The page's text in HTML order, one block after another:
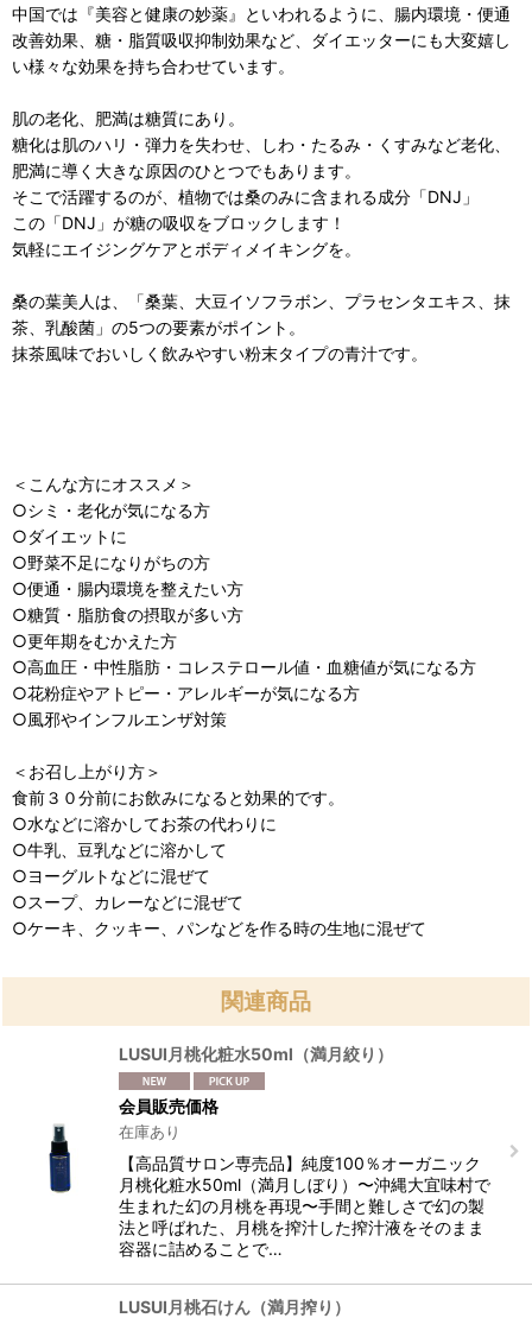
中国では『美容と健康の妙薬』といわれるように、腸内環境・便通
改善効果、糖・脂質吸収抑制効果など、ダイエッターにも大変嬉し
い様々な効果を持ち合わせています。
肌の老化、肥満は糖質にあり。
糖化は肌のハリ・弾力を失わせ、しわ・たるみ・くすみなど老化、
肥満に導く大きな原因のひとつでもあります。
そこで活躍するのが、植物では桑のみに含まれる成分「DNJ」
この「DNJ」が糖の吸収をブロックします！
気軽にエイジングケアとボディメイキングを。
桑の葉美人は、「桑葉、大豆イソフラボン、プラセンタエキス、抹
茶、乳酸菌」の5つの要素がポイント。
抹茶風味でおいしく飲みやすい粉末タイプの青汁です。
＜こんな方にオススメ＞
○シミ・老化が気になる方
○ダイエットに
○野菜不足になりがちの方
○便通・腸内環境を整えたい方
○糖質・脂肪食の摂取が多い方
○更年期をむかえた方
○高血圧・中性脂肪・コレステロール値・血糖値が気になる方
○花粉症やアトピー・アレルギーが気になる方
○風邪やインフルエンザ対策
＜お召し上がり方＞
食前３０分前にお飲みになると効果的です。
○水などに溶かしてお茶の代わりに
○牛乳、豆乳などに溶かして
○ヨーグルトなどに混ぜて
○スープ、カレーなどに混ぜて
○ケーキ、クッキー、パンなどを作る時の生地に混ぜて
関連商品
LUSUI月桃化粧水50ml（満月絞り）
会員販売価格
在庫あり
【高品質サロン専売品】純度100％オーガニック
月桃化粧水50ml（満月しぼり）〜沖縄大宜味村で
生まれた幻の月桃を再現〜手間と難しさで幻の製
法と呼ばれた、月桃を搾汁した搾汁液をそのまま
容器に詰めることで…
LUSUI月桃石けん（満月搾り）